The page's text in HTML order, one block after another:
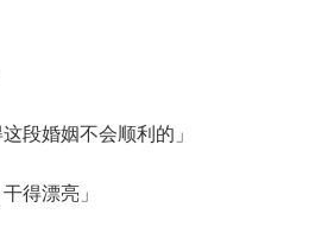
婚姻不会顺利的」
得漂亮」